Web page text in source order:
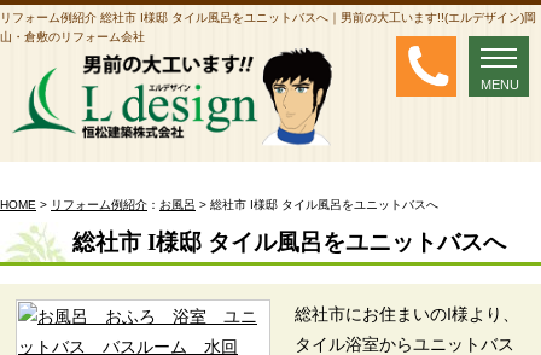
リフォーム例紹介 総社市 I様邸 タイル風呂をユニットバスへ｜男前の大工います!!(エルデザイン)岡
山・倉敷のリフォーム会社
MENU
HOME > リフォーム例紹介 ： お風呂 > 総社市 I様邸 タイル風呂をユニットバスへ
総社市 I様邸 タイル風呂をユニットバスへ
総社市にお住まいのI様より、
タイル浴室からユニットバス
MENU